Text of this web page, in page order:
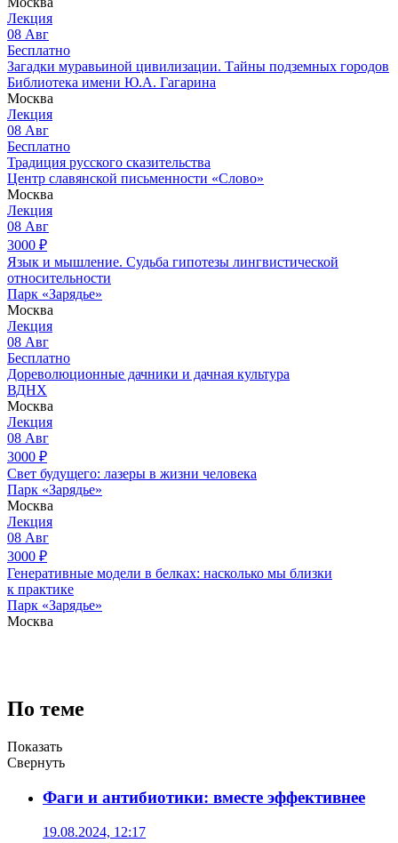
Лекция
08 Авг
Бесплатно
Загадки муравьиной цивилизации. Тайны подземных городов
Библиотека имени Ю.А. Гагарина
Москва
Лекция
08 Авг
Бесплатно
Традиция русского сказительства
Центр славянской письменности «Слово»
Москва
Лекция
08 Авг
3000 ₽
Язык и мышление. Судьба гипотезы лингвистической
относительности
Парк «Зарядье»
Москва
Лекция
08 Авг
Бесплатно
Дореволюционные дачники и дачная культура
ВДНХ
Москва
Лекция
08 Авг
3000 ₽
Свет будущего: лазеры в жизни человека
Парк «Зарядье»
Москва
Лекция
08 Авг
3000 ₽
Генеративные модели в белках: насколько мы близки
к практике
Парк «Зарядье»
Москва
По теме
Показать
Свернуть
Фаги и антибиотики: вместе эффективнее
19.08.2024, 12:17